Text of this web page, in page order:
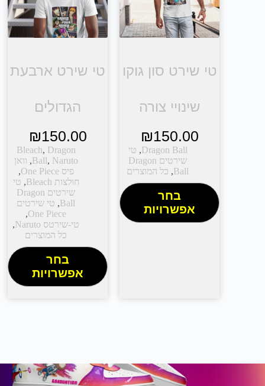
טי שירט סון גוקו
שינויי צורה
₪150.00
Dragon Ball
, טי
שירטים Dragon
Ball
, כל המוצרים
בחר
אפשרויות
טי שירט ארבעת
הגדולים
₪150.00
Bleach, Dragon
Ball, Naruto
, וואן
פיס One Piece
,
חולצות Bleach
, טי
שירטים Dragon
Ball
, טי שירטים
One Piece
,
טי-שירטס Naruto
,
כל המוצרים
בחר
אפשרויות